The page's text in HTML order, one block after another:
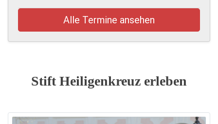
Alle Termine ansehen
Stift Heiligenkreuz erleben